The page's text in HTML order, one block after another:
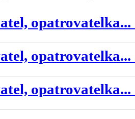
opatrovatelka...
opatrovatelka...
opatrovatelka...